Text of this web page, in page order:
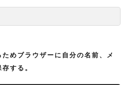
めブラウザーに自分の名前、メ
する。